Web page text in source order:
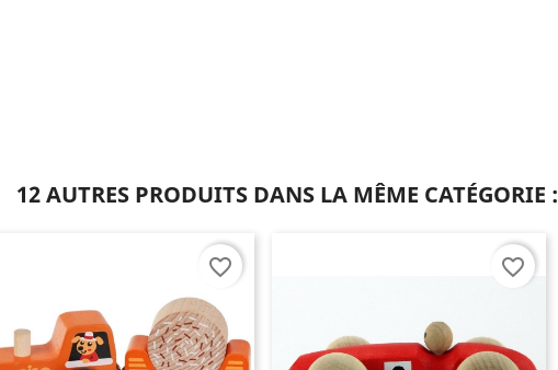
12 AUTRES PRODUITS DANS LA MÊME CATÉGORIE :
favorite_border favorite_border